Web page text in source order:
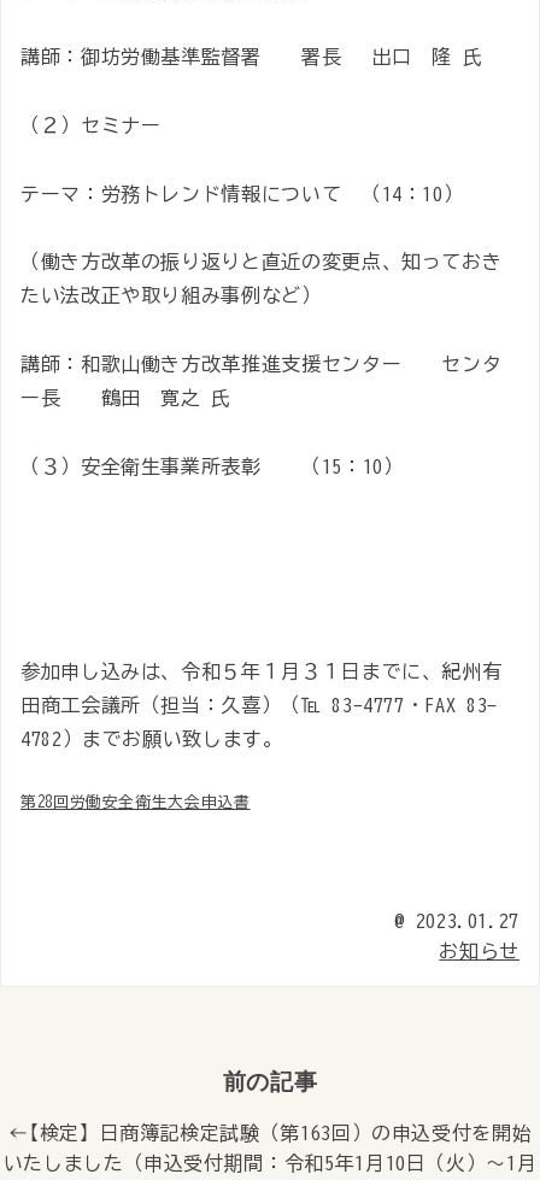
講師：御坊労働基準監督署 署長 出口 隆 氏
（２）セミナー
テーマ：労務トレンド情報について （14：10）
（働き方改革の振り返りと直近の変更点、知っておき
たい法改正や取り組み事例など）
講師：和歌山働き方改革推進支援センター センタ
ー長 鶴田 寛之 氏
（３）安全衛生事業所表彰 （15：10）
参加申し込みは、令和５年１月３１日までに、紀州有
田商工会議所（担当：久喜）（℡ 83-4777・FAX 83-
4782）までお願い致します。
第28回労働安全衛生大会申込書
@ 2023.01.27
お知らせ
前の記事
← 【検定】日商簿記検定試験（第163回）の申込受付を開始
いたしました（申込受付期間：令和5年1月10日（火）～1月